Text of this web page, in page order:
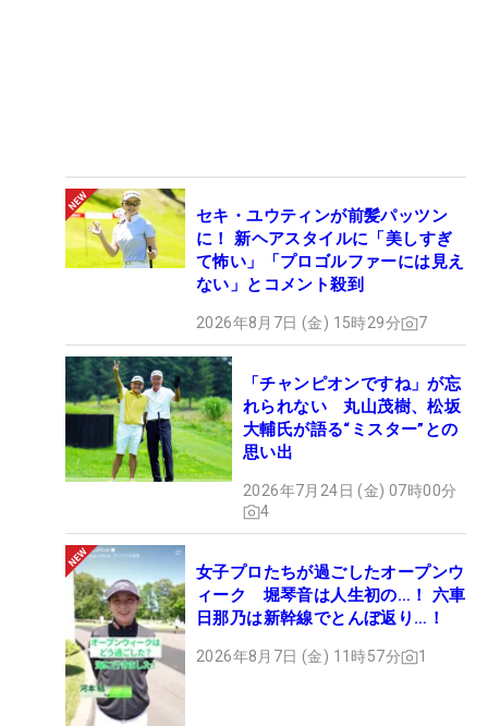
セキ・ユウティンが前髪パッツン
に！ 新ヘアスタイルに「美しすぎ
て怖い」「プロゴルファーには見え
ない」とコメント殺到
2026年8月7日 (金) 15時29分 7
「チャンピオンですね」が忘
れられない 丸山茂樹、松坂
大輔氏が語る“ミスター”との
思い出
2026年7月24日 (金) 07時00分
4
女子プロたちが過ごしたオープンウ
ィーク 堀琴音は人生初の…！ 六車
日那乃は新幹線でとんぼ返り…！
2026年8月7日 (金) 11時57分 1